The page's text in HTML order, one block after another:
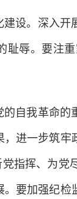
。深入开
耻辱。要注
我革命的
进一步筑
指挥、为
要加强纪